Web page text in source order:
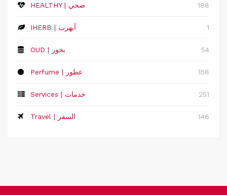
HEALTHY | صحي 188
IHERB | آيهرب 1
OUD | بخور 54
Perfume | عطور 158
Services | خدمات 251
Travel | السفر 146